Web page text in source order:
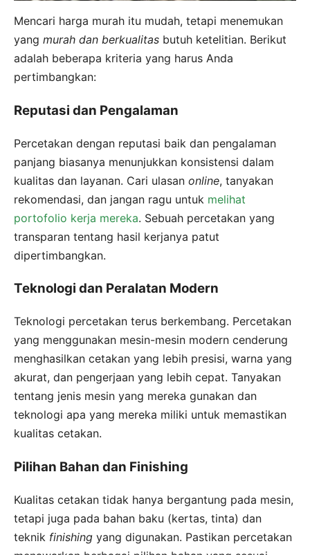
Mencari harga murah itu mudah, tetapi menemukan
yang murah dan berkualitas butuh ketelitian. Berikut
adalah beberapa kriteria yang harus Anda
pertimbangkan:
Reputasi dan Pengalaman
Percetakan dengan reputasi baik dan pengalaman
panjang biasanya menunjukkan konsistensi dalam
kualitas dan layanan. Cari ulasan online, tanyakan
rekomendasi, dan jangan ragu untuk melihat
portofolio kerja mereka. Sebuah percetakan yang
transparan tentang hasil kerjanya patut
dipertimbangkan.
Teknologi dan Peralatan Modern
Teknologi percetakan terus berkembang. Percetakan
yang menggunakan mesin-mesin modern cenderung
menghasilkan cetakan yang lebih presisi, warna yang
akurat, dan pengerjaan yang lebih cepat. Tanyakan
tentang jenis mesin yang mereka gunakan dan
teknologi apa yang mereka miliki untuk memastikan
kualitas cetakan.
Pilihan Bahan dan Finishing
Kualitas cetakan tidak hanya bergantung pada mesin,
tetapi juga pada bahan baku (kertas, tinta) dan
teknik finishing yang digunakan. Pastikan percetakan